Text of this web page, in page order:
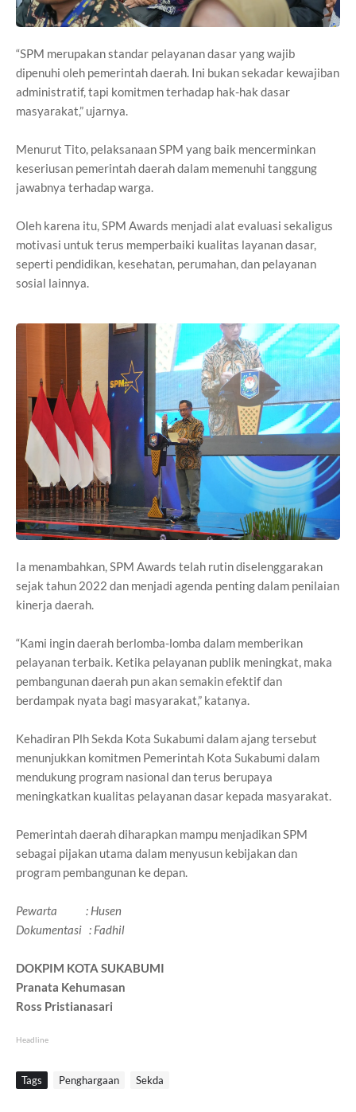
“SPM merupakan standar pelayanan dasar yang wajib
dipenuhi oleh pemerintah daerah. Ini bukan sekadar kewajiban
administratif, tapi komitmen terhadap hak-hak dasar
masyarakat,” ujarnya.
Menurut Tito, pelaksanaan SPM yang baik mencerminkan
keseriusan pemerintah daerah dalam memenuhi tanggung
jawabnya terhadap warga.
Oleh karena itu, SPM Awards menjadi alat evaluasi sekaligus
motivasi untuk terus memperbaiki kualitas layanan dasar,
seperti pendidikan, kesehatan, perumahan, dan pelayanan
sosial lainnya.
Ia menambahkan, SPM Awards telah rutin diselenggarakan
sejak tahun 2022 dan menjadi agenda penting dalam penilaian
kinerja daerah.
“Kami ingin daerah berlomba-lomba dalam memberikan
pelayanan terbaik. Ketika pelayanan publik meningkat, maka
pembangunan daerah pun akan semakin efektif dan
berdampak nyata bagi masyarakat,” katanya.
Kehadiran Plh Sekda Kota Sukabumi dalam ajang tersebut
menunjukkan komitmen Pemerintah Kota Sukabumi dalam
mendukung program nasional dan terus berupaya
meningkatkan kualitas pelayanan dasar kepada masyarakat.
Pemerintah daerah diharapkan mampu menjadikan SPM
sebagai pijakan utama dalam menyusun kebijakan dan
program pembangunan ke depan.
Pewarta : Husen
Dokumentasi : Fadhil
DOKPIM KOTA SUKABUMI
Pranata Kehumasan
Ross Pristianasari
Headline
Tags Penghargaan Sekda